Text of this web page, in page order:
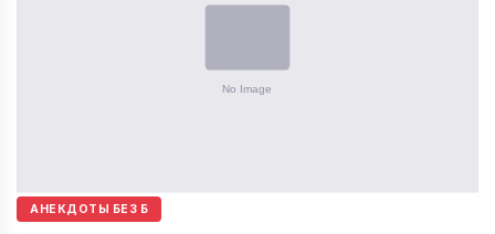
АНЕКДОТЫ БЕЗ Б